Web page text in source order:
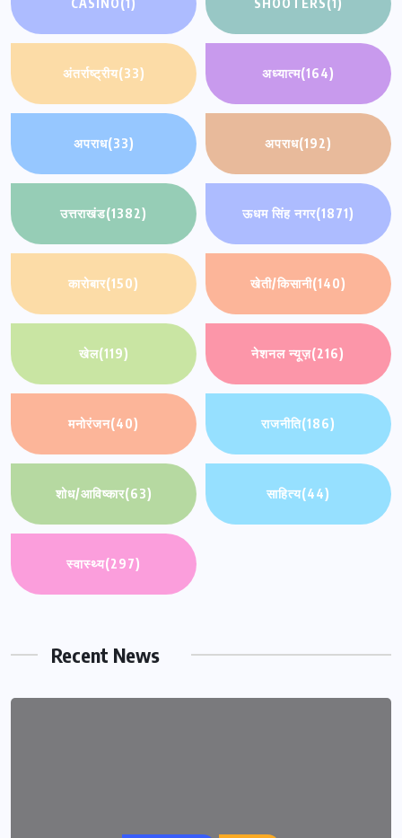
अंतर्राष्ट्रीय(33) अध्यात्म(164)
अपराध(33) अपराध(192)
उत्तराखंड(1382) ऊधम सिंह नगर(1871)
कारोबार(150) खेती/किसानी(140)
खेल(119) नेशनल न्यूज़(216)
मनोरंजन(40) राजनीति(186)
शोध/आविष्कार(63) साहित्य(44)
स्वास्थ्य(297)
Recent News